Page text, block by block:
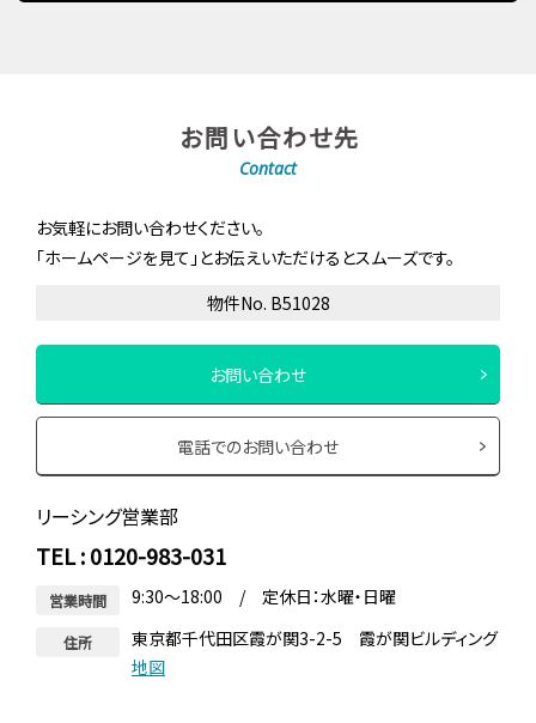
お問い合わせ先
Contact
お気軽にお問い合わせください。
「ホームページを見て」とお伝えいただけるとスムーズです。
物件No. B51028
お問い合わせ
電話でのお問い合わせ
リーシング営業部
TEL : 0120-983-031
営業時間 9:30～18:00 / 定休日：水曜・日曜
住所
東京都千代田区霞が関3-2-5 霞が関ビルディング
地図